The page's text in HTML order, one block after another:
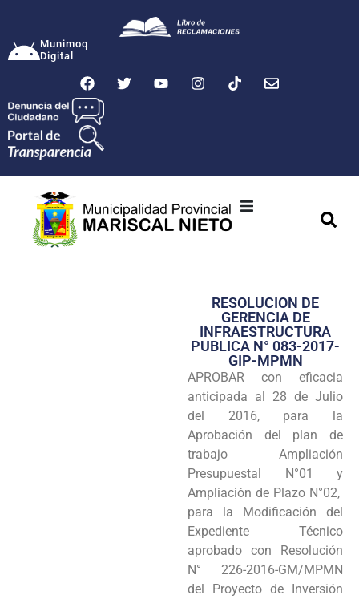
Munimoq
Digital
Transparencia
Seguridad
Programas
Intranet
RESOLUCION DE
GERENCIA DE
INFRAESTRUCTURA
PUBLICA N° 083-2017-
GIP-MPMN
APROBAR con eficacia
anticipada al 28 de Julio
del 2016, para la
Aprobación del plan de
trabajo Ampliación
Presupuestal N°01 y
Ampliación de Plazo N°02,
para la Modificación del
Expediente Técnico
aprobado con Resolución
N° 226-2016-GM/MPMN
del Proyecto de Inversión